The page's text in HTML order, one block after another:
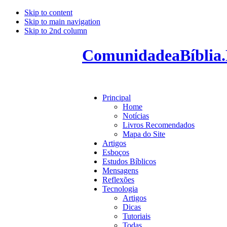
Skip to content
Skip to main navigation
Skip to 2nd column
Principal
Home
Notícias
Livros Recomendados
Mapa do Site
Artigos
Esboços
Estudos Bíblicos
Mensagens
Reflexões
Tecnologia
Artigos
Dicas
Tutoriais
Todas